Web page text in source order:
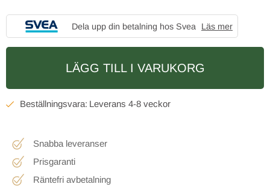
Dela upp din betalning hos Svea Läs mer
LÄGG TILL I VARUKORG
4-8 veckor
Snabba leveranser
Prisgaranti
Räntefri avbetalning